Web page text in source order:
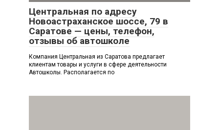
Центральная по адресу
Новоастраханское шоссе, 79 в
Саратове — цены, телефон,
отзывы об автошколе
Компания Центральная из Саратова предлагает
клиентам товары и услуги в сфере деятельности
Автошколы. Располагается по